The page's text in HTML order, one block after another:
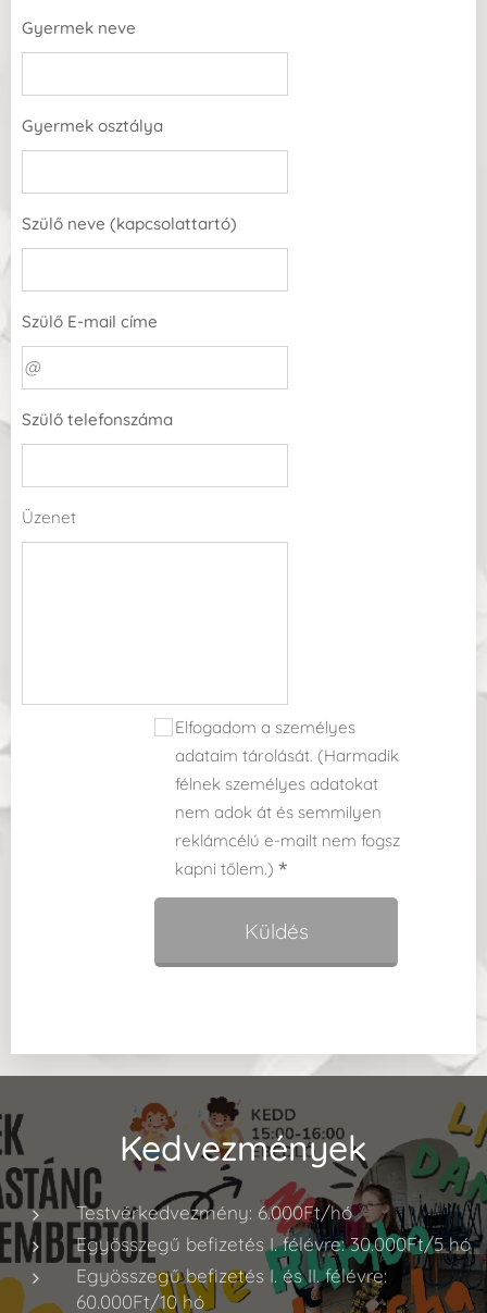
Gyermek neve
Gyermek osztálya
Szülő neve (kapcsolattartó)
Szülő E-mail címe
Szülő telefonszáma
Üzenet
Elfogadom a személyes
adataim tárolását. (Harmadik
félnek személyes adatokat
nem adok át és semmilyen
reklámcélú e-mailt nem fogsz
kapni tőlem.)
Küldés
Kedvezmények
Testvérkedvezmény: 6.000Ft/hó
Egyösszegű befizetés I. félévre: 30.000Ft/5 hó
Egyösszegű befizetés I. és II. félévre:
60.000Ft/10 hó